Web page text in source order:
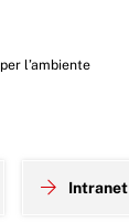
l’ambiente
Intranet